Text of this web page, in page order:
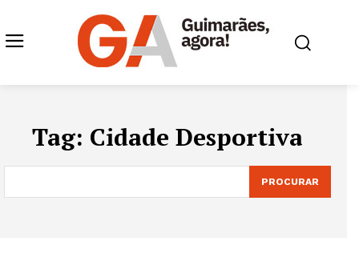
Tag: Cidade Desportiva
PROCURAR